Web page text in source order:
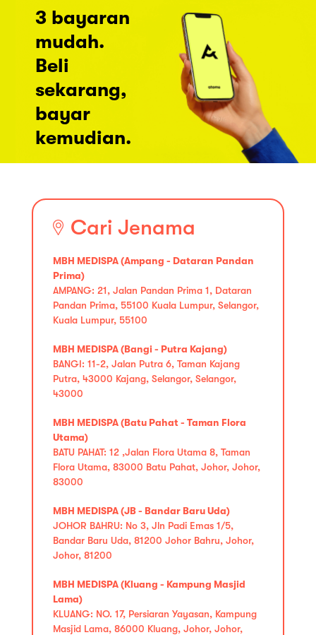
3 bayaran
mudah.
Beli
sekarang,
bayar
kemudian.
Cari Jenama
MBH MEDISPA (Ampang - Dataran Pandan
Prima)
AMPANG: 21, Jalan Pandan Prima 1, Dataran
Pandan Prima, 55100 Kuala Lumpur, Selangor,
Kuala Lumpur, 55100
MBH MEDISPA (Bangi - Putra Kajang)
BANGI: 11-2, Jalan Putra 6, Taman Kajang
Putra, 43000 Kajang, Selangor, Selangor,
43000
MBH MEDISPA (Batu Pahat - Taman Flora
Utama)
BATU PAHAT: 12 ,Jalan Flora Utama 8, Taman
Flora Utama, 83000 Batu Pahat, Johor, Johor,
83000
MBH MEDISPA (JB - Bandar Baru Uda)
JOHOR BAHRU: No 3, Jln Padi Emas 1/5,
Bandar Baru Uda, 81200 Johor Bahru, Johor,
Johor, 81200
MBH MEDISPA (Kluang - Kampung Masjid
Lama)
KLUANG: NO. 17, Persiaran Yayasan, Kampung
Masjid Lama, 86000 Kluang, Johor, Johor,